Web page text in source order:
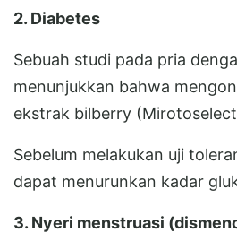
2. Diabetes
Sebuah studi pada pria
menunjukkan bahwa
ekstrak bilberry
Sebelum melakukan uji
dapat menurunkan kadar
3. Nyeri menstruasi